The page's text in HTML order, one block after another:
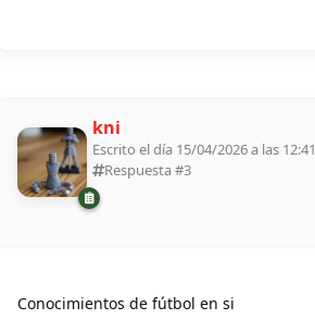
kni
Escrito el día 15/04/2026 a las 12:41
Respuesta #3
Conocimientos de fútbol en si